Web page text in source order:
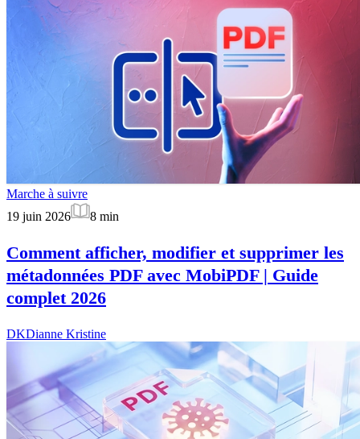
Marche à suivre
19 juin 2026
8 min
Comment afficher, modifier et supprimer les
métadonnées PDF avec MobiPDF | Guide
complet 2026
DKDianne Kristine